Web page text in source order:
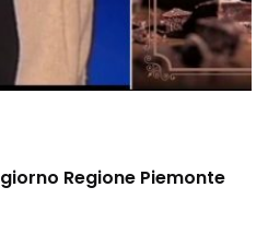
Regione Piemonte